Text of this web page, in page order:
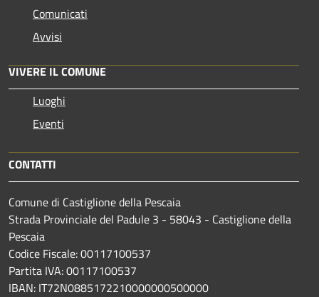
Comunicati
Avvisi
VIVERE IL COMUNE
Luoghi
Eventi
CONTATTI
Comune di Castiglione della Pescaia
Strada Provinciale del Padule 3 - 58043 - Castiglione della
Pescaia
Codice Fiscale: 00117100537
Partita IVA: 00117100537
IBAN: IT72N0885172210000000500000